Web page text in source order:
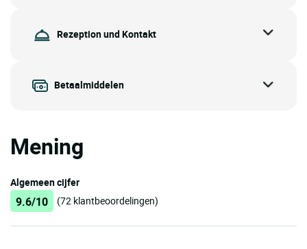
Rezeption und Kontakt
Betaalmiddelen
Mening
Algemeen cijfer
9.6/10 (72 klantbeoordelingen)